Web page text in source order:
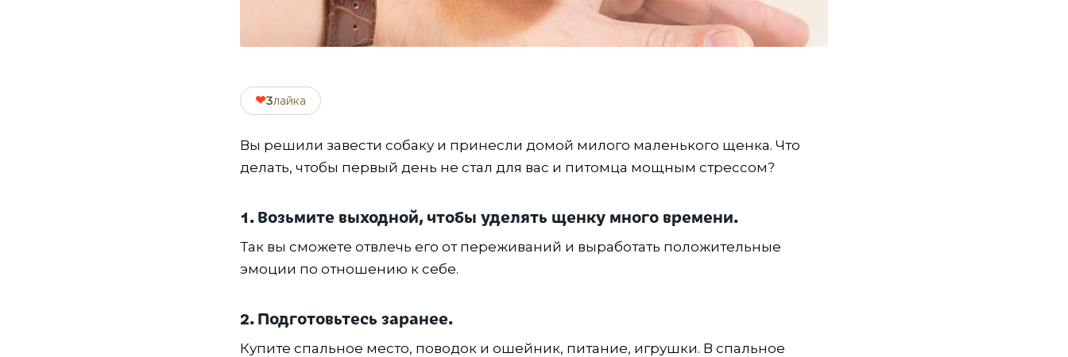
❤3лайка
Вы решили завести собаку и принесли домой милого маленького щенка. Что
делать, чтобы первый день не стал для вас и питомца мощным стрессом?
1. Возьмите выходной, чтобы уделять щенку много времени.
Так вы сможете отвлечь его от переживаний и выработать положительные
эмоции по отношению к себе.
2. Подготовьтесь заранее.
Купите спальное место, поводок и ошейник, питание, игрушки. В спальное